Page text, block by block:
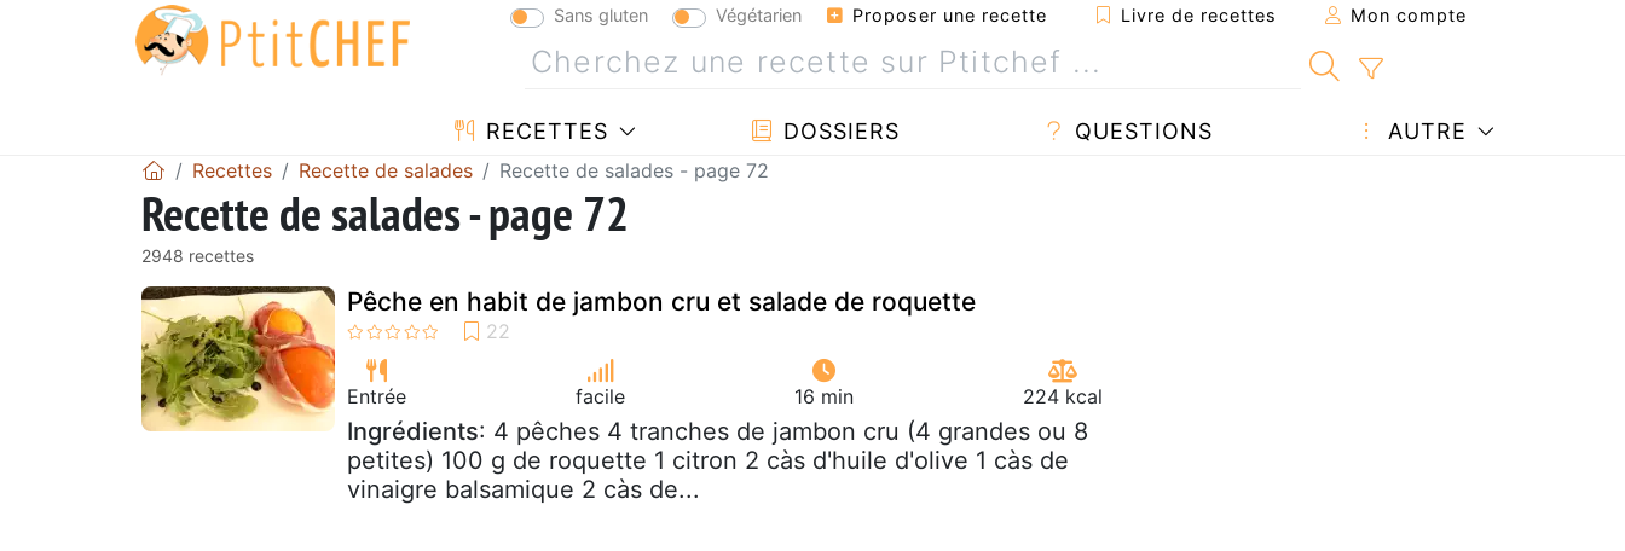
Sans gluten Végétarien Proposer une recette Livre de recettes Mon compte
RECETTES DOSSIERS QUESTIONS AUTRE
Recettes Recette de salades Recette de salades - page 72
Recette de salades - page 72
2948 recettes
Pêche en habit de jambon cru et salade de roquette
Entrée facile 16 min 224 kcal
Ingrédients: 4 pêches 4 tranches de jambon cru (4 grandes ou 8
petites) 100 g de roquette 1 citron 2 càs d'huile d'olive 1 càs de
vinaigre balsamique 2 càs de...